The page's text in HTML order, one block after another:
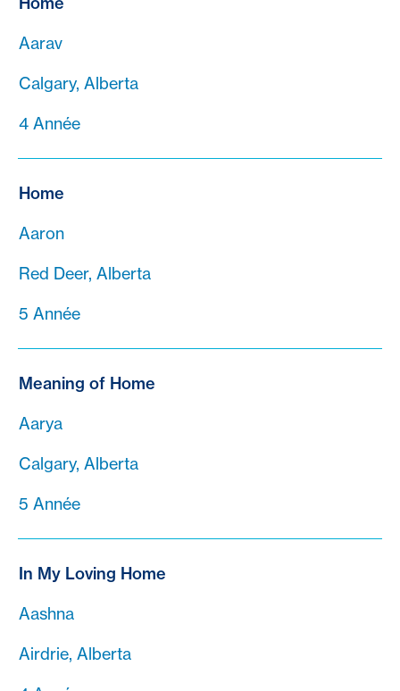
Aarav
Calgary, Alberta
4 Année
Home
Aaron
Red Deer, Alberta
5 Année
Meaning of Home
Aarya
Calgary, Alberta
5 Année
In My Loving Home
Aashna
Airdrie, Alberta